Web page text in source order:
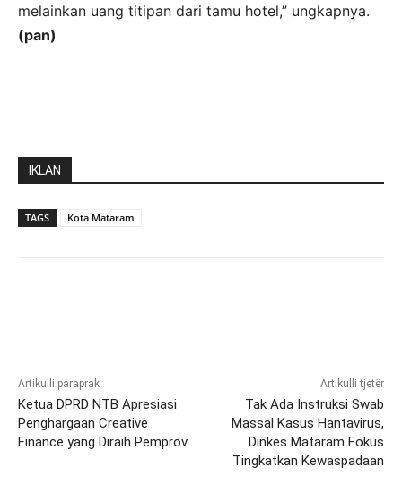
melainkan uang titipan dari tamu hotel,” ungkapnya.
(pan)
IKLAN
TAGS Kota Mataram
Artikulli paraprak
Ketua DPRD NTB Apresiasi
Penghargaan Creative
Finance yang Diraih Pemprov
Artikulli tjetër
Tak Ada Instruksi Swab
Massal Kasus Hantavirus,
Dinkes Mataram Fokus
Tingkatkan Kewaspadaan